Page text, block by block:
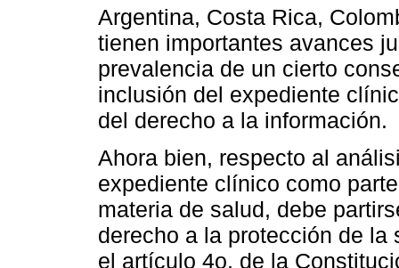
Argentina, Costa Rica,
tienen importantes avances
prevalencia de un cierto
inclusión del expediente
del derecho a la información.
Ahora bien, respecto al
expediente clínico como
materia de salud, debe
derecho a la protección de
el artículo 4o. de la